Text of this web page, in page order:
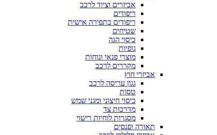
אביזרים וציוד לרכב
ריפודים
ריפודים בתפירה אישית
שטיחים
כיסוי הגה
גופיות
מוצרי פנאי ונוחות
מקררים לרכב
אביזרי חוץ
גגון עריסה לרכב
טסות
כיסוי חיצוני ומגני שמש
מדרכות צד
מסגרות לוחיות רישוי
תאורה ופנסים